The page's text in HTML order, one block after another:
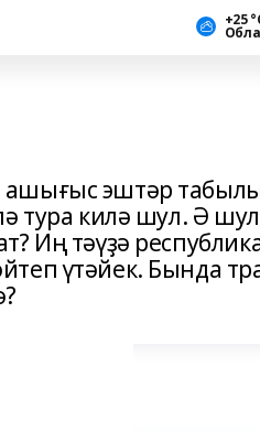
+25
эштәр
тура килә шул. Ә
Иң тәүҙә
үтәйек. Бында